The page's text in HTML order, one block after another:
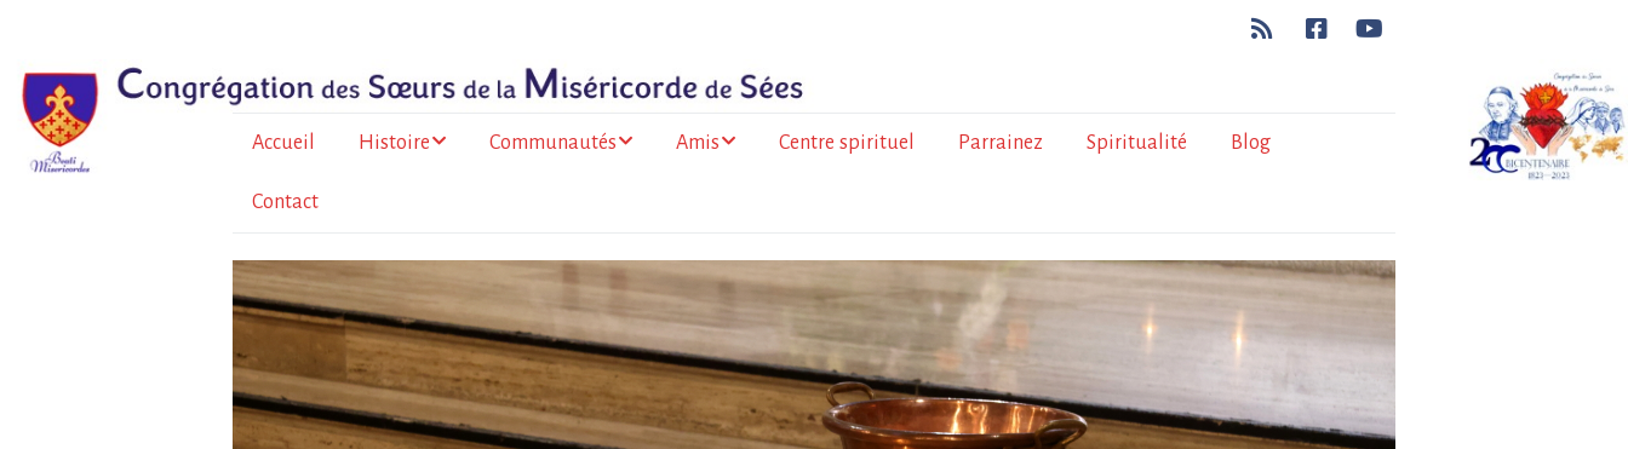
Accueil Histoire
Histoire de la
Congrégation
Communautés
À l’Île de la Réunion
Au Togo
Burkina Faso
Amis
Les amis de la
Miséricorde à l’Île de
la Réunion
Centre spirituel Parrainez Spiritualité Blog
Contact